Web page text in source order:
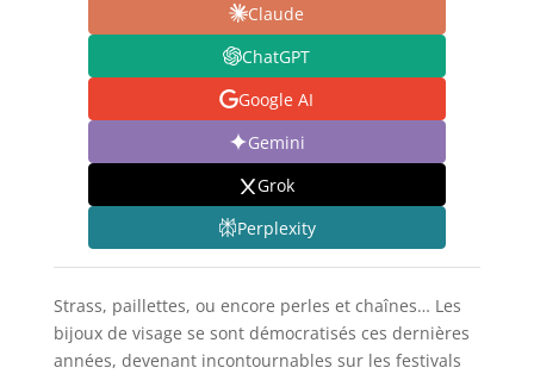
Claude
ChatGPT
Google AI
Gemini
Grok
Perplexity
Strass, paillettes, ou encore perles et chaînes… Les
bijoux de visage se sont démocratisés ces dernières
années, devenant incontournables sur les festivals